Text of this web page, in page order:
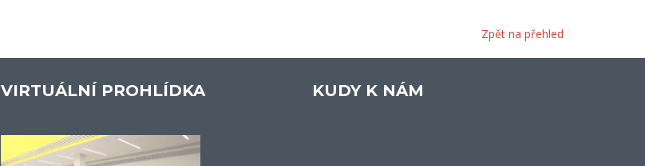
Zpět na přehled
VIRTUÁLNÍ PROHLÍDKA KUDY K NÁM